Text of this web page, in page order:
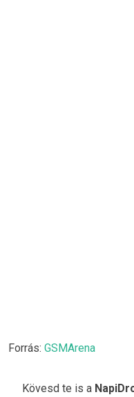
Forrás: GSMArena
Kövesd te is a